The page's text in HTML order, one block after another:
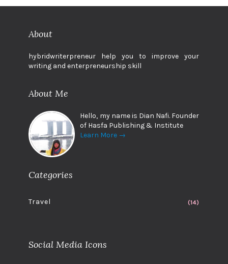
About
hybridwriterpreneur help you to improve your
writing and enterpreneurship skill
About Me
Hello, my name is Dian Nafi. Founder
of Hasfa Publishing & Institute
Learn More →
Categories
Travel (14)
Social Media Icons